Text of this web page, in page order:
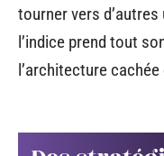
tourner vers d’autres
l’indice prend tout
l’architecture cachée